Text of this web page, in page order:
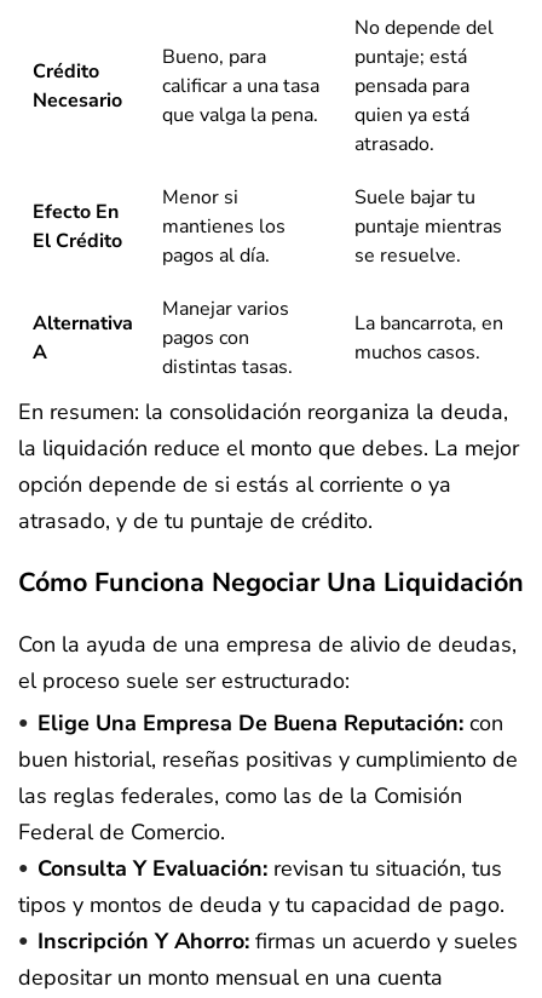
Crédito
Necesario
Bueno, para
calificar a una tasa
que valga la pena.
No depende del
puntaje; está
pensada para
quien ya está
atrasado.
Efecto En
El Crédito
Menor si
mantienes los
pagos al día.
Suele bajar tu
puntaje mientras
se resuelve.
Alternativa
A
Manejar varios
pagos con
distintas tasas.
La bancarrota, en
muchos casos.
En resumen: la consolidación reorganiza la deuda,
la liquidación reduce el monto que debes. La mejor
opción depende de si estás al corriente o ya
atrasado, y de tu puntaje de crédito.
Cómo Funciona Negociar Una Liquidación
Con la ayuda de una empresa de alivio de deudas,
el proceso suele ser estructurado:
Elige Una Empresa De Buena Reputación: con
buen historial, reseñas positivas y cumplimiento de
las reglas federales, como las de la Comisión
Federal de Comercio.
Consulta Y Evaluación: revisan tu situación, tus
tipos y montos de deuda y tu capacidad de pago.
Inscripción Y Ahorro: firmas un acuerdo y sueles
depositar un monto mensual en una cuenta